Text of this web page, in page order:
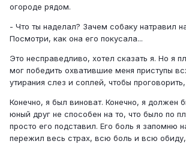
огороде рядом.
- Что ты наделал? Зачем собаку натравил
Посмотри, как она его покусала...
Это несправедливо, хотел сказать я. Но я
мог победить охватившие меня приступы
утирания слез и соплей, чтобы
Конечно, я был виноват. Конечно, я должен
юный друг не способен на то, что было по
просто его подставил. Его боль я запомню
пережил весь страх, всю боль и всю